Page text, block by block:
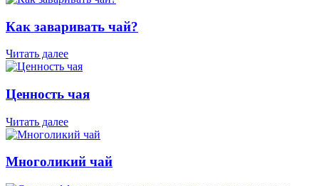
Как заваривать чай?
Читать далее
Ценность чая
Читать далее
Многоликий чай